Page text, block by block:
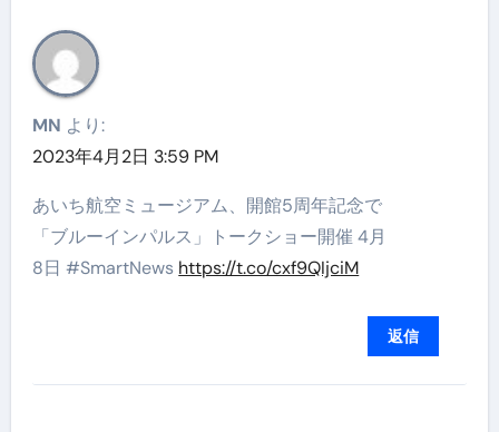
MN より:
2023年4月2日 3:59 PM
あいち航空ミュージアム、開館5周年記念で
「ブルーインパルス」トークショー開催 4月
8日 #SmartNews https://t.co/cxf9QIjciM
返信